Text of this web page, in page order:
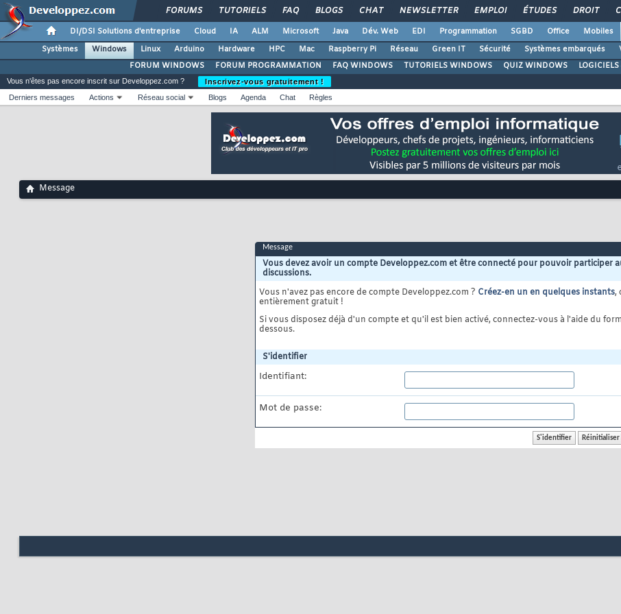
FORUMS TUTORIELS FAQ BLOGS CHAT NEWSLETTER EMPLOI ÉTUDES DROIT
DI/DSI Solutions d'entreprise Cloud IA ALM Microsoft Java Dév. Web EDI Programmation SGBD Office Mobiles
Systèmes
Windows Linux Arduino Hardware HPC Mac Raspberry Pi Réseau Green IT Sécurité Systèmes embarqués
FORUM WINDOWS
FORUM PROGRAMMATION FAQ WINDOWS TUTORIELS WINDOWS QUIZ WINDOWS
Vous n'êtes pas encore inscrit sur Developpez.com ?
Inscrivez-vous gratuitement !
Derniers messages
Actions Réseau social Blogs Agenda Chat Règles
Message
Message
Vous devez avoir un compte Developpez.com et être connecté pour pouvoir participer
discussions.
Vous n'avez pas encore de compte Developpez.com ? Créez-en un en quelques instants,
entièrement gratuit !
Si vous disposez déjà d'un compte et qu'il est bien activé, connectez-vous à l'aide du
dessous.
S'identifier
Identifiant:
Mot de passe: